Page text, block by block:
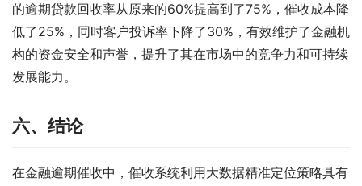
的逾期贷款回收率从原来的60%提高到了75%，催收成本降
低了25%，同时客户投诉率下降了30%，有效维护了金融机
构的资金安全和声誉，提升了其在市场中的竞争力和可持续
发展能力。
六、结论
在金融逾期催收中，催收系统利用大数据精准定位策略具有